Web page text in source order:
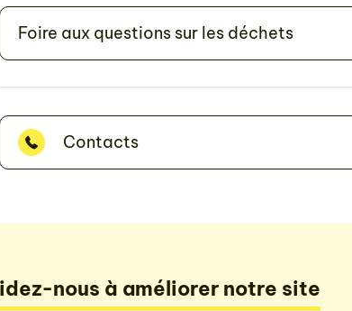
Foire aux questions sur les déchets
Contacts
nous à améliorer notre site